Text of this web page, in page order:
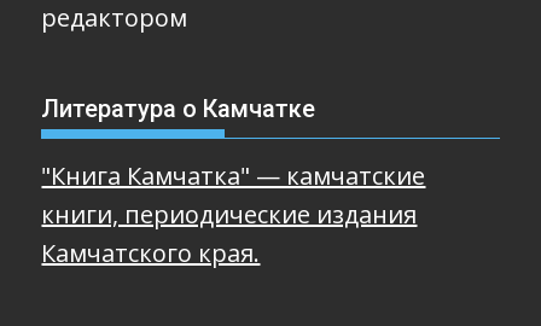
редактором
Литература о Камчатке
"Книга Камчатка" — камчатские
книги, периодические издания
Камчатского края.